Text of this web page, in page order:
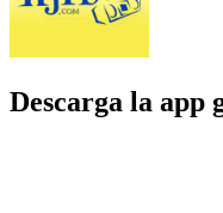
Descarga la